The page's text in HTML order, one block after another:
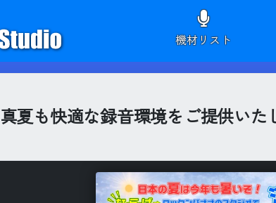
機材リスト
真夏も快適な録音環境をご提供いた